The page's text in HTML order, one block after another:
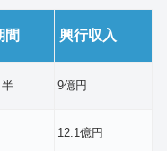
間 興行収入
9億円
12.1億円